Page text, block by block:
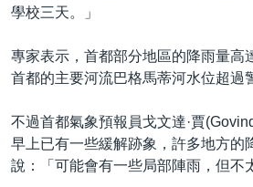
學校三天。」
專家表示，首都部分地區的降雨量高
首都的主要河流巴格馬蒂河水位超過
不過首都氣象預報員戈文達·賈
早上已有一些緩解跡象，許多地方的
說：「可能會有一些局部陣雨，但不